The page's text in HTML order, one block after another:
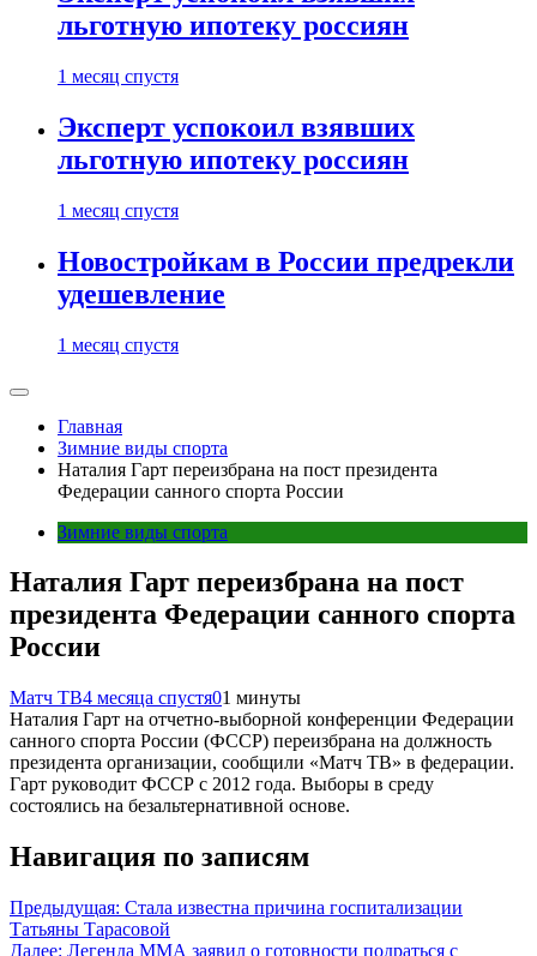
льготную ипотеку россиян
1 месяц спустя
Эксперт успокоил взявших
льготную ипотеку россиян
1 месяц спустя
Новостройкам в России предрекли
удешевление
1 месяц спустя
Главная
Зимние виды спорта
Наталия Гарт переизбрана на пост президента
Федерации санного спорта России
Зимние виды спорта
Наталия Гарт переизбрана на пост
президента Федерации санного спорта
России
Матч ТВ4 месяца спустя01 минуты
Наталия Гарт на отчетно‑выборной конференции Федерации
санного спорта России (ФССР) переизбрана на должность
президента организации, сообщили «Матч ТВ» в федерации.
Гарт руководит ФССР с 2012 года. Выборы в среду
состоялись на безальтернативной основе.
Навигация по записям
Предыдущая: Стала известна причина госпитализации
Татьяны Тарасовой
Далее: Легенда ММА заявил о готовности подраться с